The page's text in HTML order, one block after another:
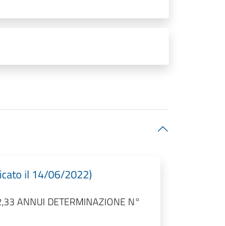
il 14/06/2022)
ANNUI DETERMINAZIONE N°